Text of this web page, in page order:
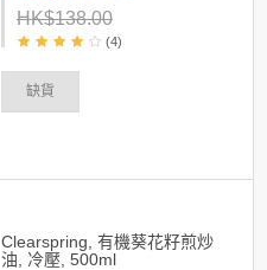
HK$138.00
(4)
缺貨
Clearspring, 有機葵花籽煎炒
油, 冷壓, 500ml